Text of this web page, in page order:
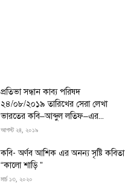
প্রতিভা সন্ধান কাব্য পরিষদ
২৪/০৮/২০১৯ তারিখের সেরা লেখা
ভারতের কবি–আব্দুল লতিফ–এর...
আগস্ট ২৪, ২০১৯
কবি- অর্ণব আশিক এর অনন্য সৃষ্টি কবিতা
“কালো শাড়ি ”
মার্চ ১৩, ২০২০